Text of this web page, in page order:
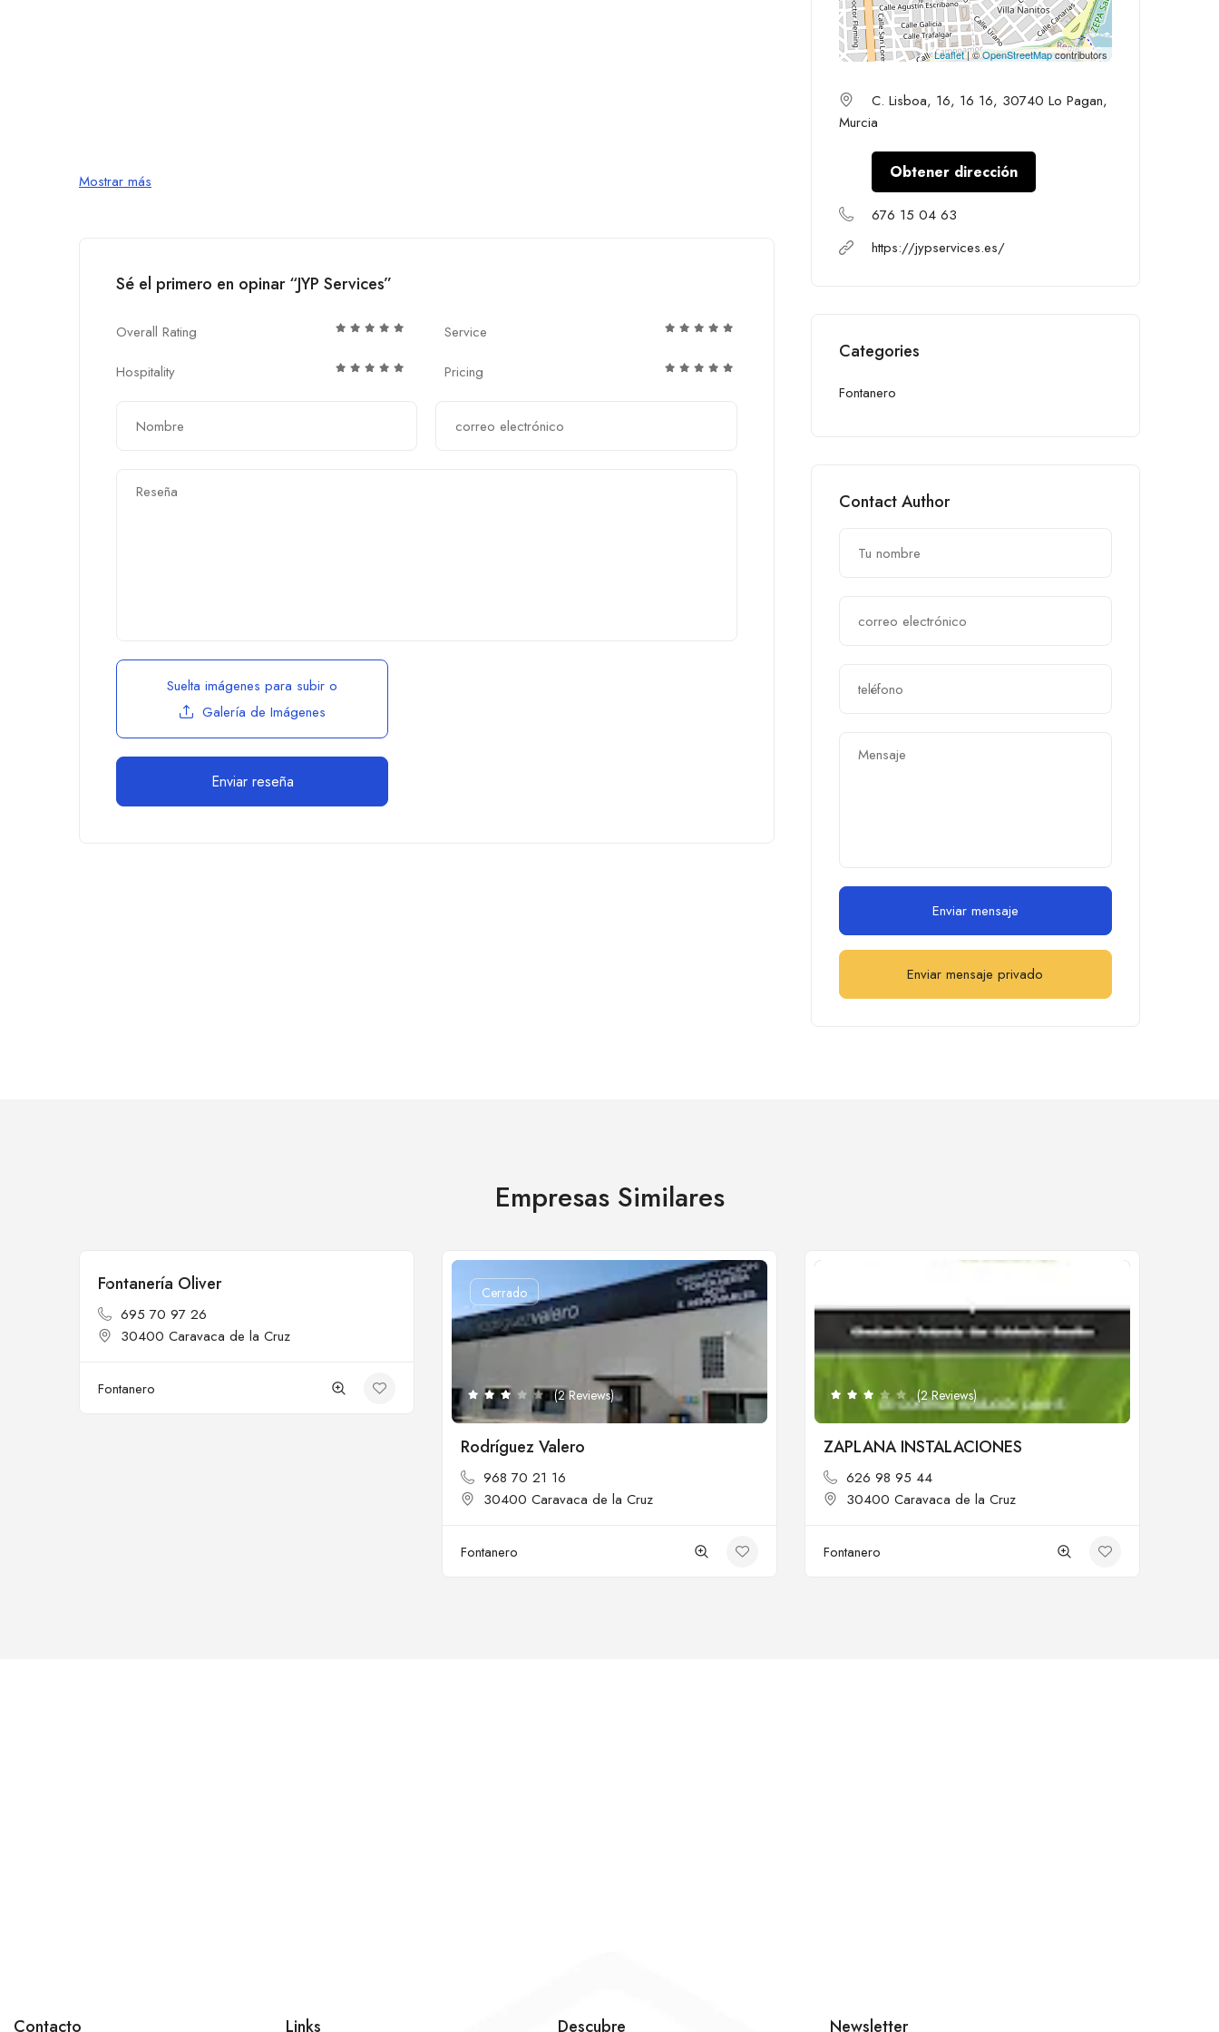
Mostrar más
Sé el primero en opinar “JYP Services”
Overall Rating
Service
Hospitality
Pricing
Suelta imágenes para subir o
Galería de Imágenes
Leaflet| ©OpenStreetMapcontributors
C. Lisboa, 16, 16 16, 30740 Lo Pagan,
Murcia
Obtener dirección
676 15 04 63
https://jypservices.es/
Categories
Fontanero
Contact Author
Enviar mensaje
Enviar mensaje privado
Empresas Similares
Cerrado
Fontanería Oliver
695 70 97 26
30400 Caravaca de la Cruz
Fontanero
Cerrado
(2 Reviews)
Rodríguez Valero
968 70 21 16
30400 Caravaca de la Cruz
Fontanero
(2 Reviews)
ZAPLANA INSTALACIONES
626 98 95 44
30400 Caravaca de la Cruz
Fontanero
Contacto Links Descubre Newsletter